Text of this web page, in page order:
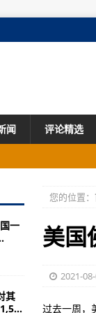
闻 评论精选
营运
日常管理松懈
展食品安全专项检查
？
您的位置：
美国
2021-
过去一周，
一
其